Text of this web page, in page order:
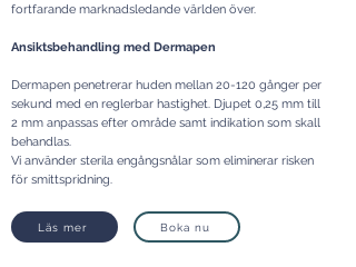
fortfarande marknadsledande världen över.
Ansiktsbehandling med Dermapen
Dermapen penetrerar huden mellan 20-120 gånger per
sekund med en reglerbar hastighet. Djupet 0,25 mm till
2 mm anpassas efter område samt indikation som skall
behandlas.
Vi använder sterila engångsnålar som eliminerar risken
för smittspridning.
Läs mer Boka nu